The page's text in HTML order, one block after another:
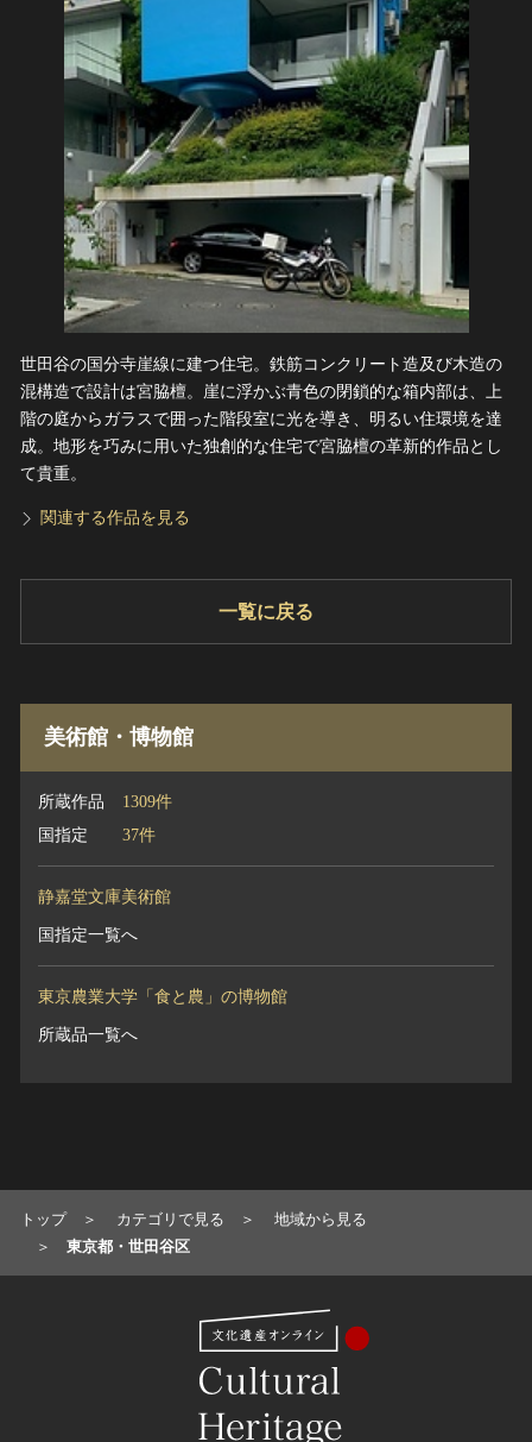
世田谷の国分寺崖線に建つ住宅。鉄筋コンクリート造及び木造の
混構造で設計は宮脇檀。崖に浮かぶ青色の閉鎖的な箱内部は、上
階の庭からガラスで囲った階段室に光を導き、明るい住環境を達
成。地形を巧みに用いた独創的な住宅で宮脇檀の革新的作品とし
て貴重。
関連する作品を見る
一覧に戻る
美術館・博物館
所蔵作品
1309件
国指定
37件
静嘉堂文庫美術館
国指定一覧へ
東京農業大学「食と農」の博物館
所蔵品一覧へ
トップ カテゴリで見る
地域から見る
東京都・世田谷区